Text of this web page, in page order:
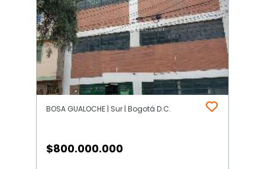
BOSA GUALOCHE | Sur | Bogotá D.C.
$800.000.000